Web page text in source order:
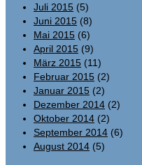
Juli 2015 (5)
Juni 2015 (8)
Mai 2015 (6)
April 2015 (9)
März 2015 (11)
Februar 2015 (2)
Januar 2015 (2)
Dezember 2014 (2)
Oktober 2014 (2)
September 2014 (6)
August 2014 (5)